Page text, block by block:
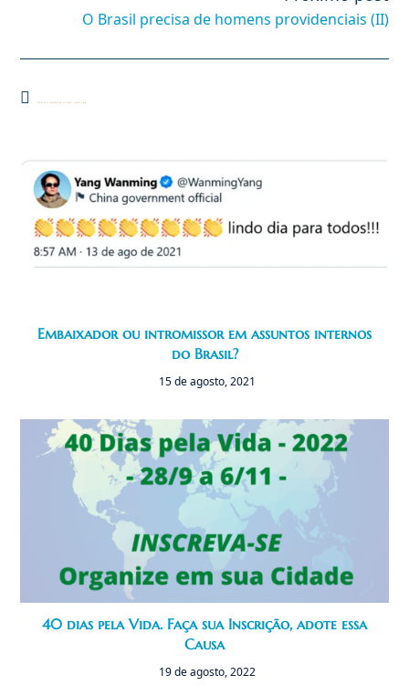
O Brasil precisa de homens providenciais (II)
Você também pode gostar
Embaixador ou intromissor em assuntos internos
do Brasil?
15 de agosto, 2021
40 dias pela Vida. Faça sua Inscrição, adote essa
Causa
19 de agosto, 2022